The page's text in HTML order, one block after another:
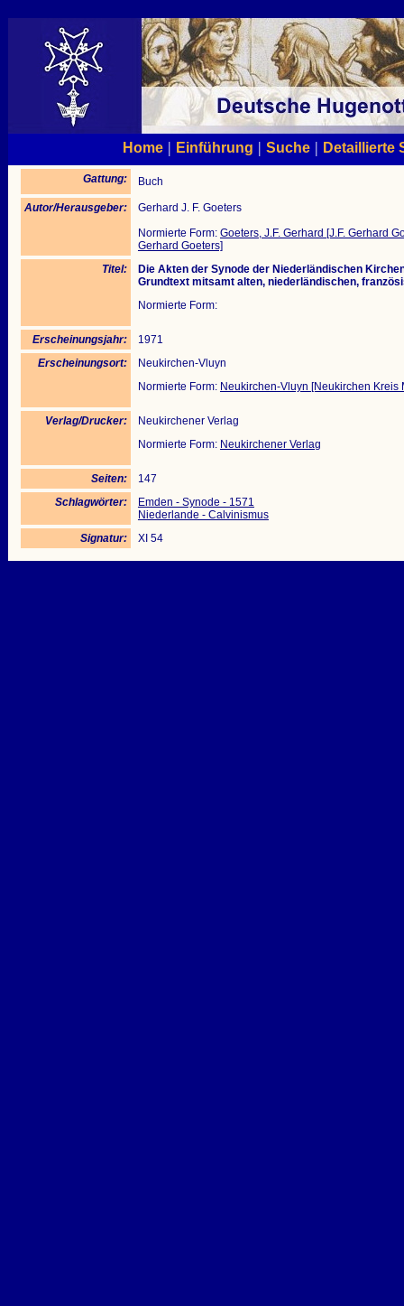
Home| Einführung | Suche| Detaillierte
Gattung: Buch
Autor/Herausgeber:
Gerhard J. F. Goeters
Normierte Form: Goeters, J.F. Gerhard [J.F. Gerhard
Gerhard Goeters]
Titel:
Die Akten der Synode der Niederländischen
Grundtext mitsamt alten, niederländischen,
Normierte Form:
Erscheinungsjahr:
1971
Erscheinungsort:
Neukirchen-Vluyn
Normierte Form: Neukirchen-Vluyn [Neukirchen Kreis
Verlag/Drucker:
Neukirchener Verlag
Normierte Form: Neukirchener Verlag
Seiten:
147
Schlagwörter:
Emden - Synode - 1571
Niederlande - Calvinismus
Signatur:
XI 54